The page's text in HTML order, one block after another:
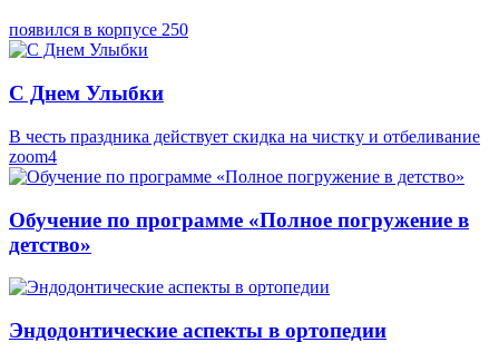
появился в корпусе 250
С Днем Улыбки
В честь праздника действует скидка на чистку и отбеливание
zoom4
Обучение по программе «Полное погружение в
детство»
Эндодонтические аспекты в ортопедии